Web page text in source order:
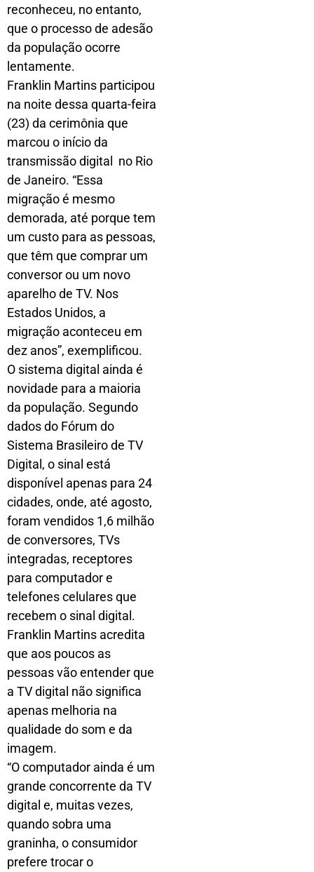
reconheceu, no entanto,
que o processo de adesão
da população ocorre
lentamente.
Franklin Martins participou
na noite dessa quarta-feira
(23) da cerimônia que
marcou o início da
transmissão digital no Rio
de Janeiro. “Essa
migração é mesmo
demorada, até porque tem
um custo para as pessoas,
que têm que comprar um
conversor ou um novo
aparelho de TV. Nos
Estados Unidos, a
migração aconteceu em
dez anos”, exemplificou.
O sistema digital ainda é
novidade para a maioria
da população. Segundo
dados do Fórum do
Sistema Brasileiro de TV
Digital, o sinal está
disponível apenas para 24
cidades, onde, até agosto,
foram vendidos 1,6 milhão
de conversores, TVs
integradas, receptores
para computador e
telefones celulares que
recebem o sinal digital.
Franklin Martins acredita
que aos poucos as
pessoas vão entender que
a TV digital não significa
apenas melhoria na
qualidade do som e da
imagem.
“O computador ainda é um
grande concorrente da TV
digital e, muitas vezes,
quando sobra uma
graninha, o consumidor
prefere trocar o